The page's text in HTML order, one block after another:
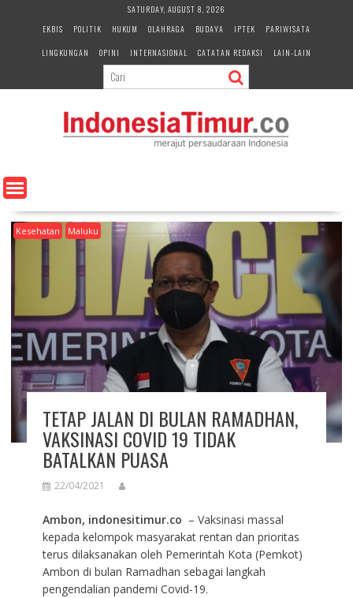
e
n
SATURDAY, AUGUST 8, 2026
EKBIS
POLITIK HUKUM OLAHRAGA BUDAYA IPTEK
PARIWISATA
LINGKUNGAN
OPINI INTERNASIONAL CATATAN REDAKSI LAIN-LAIN
Kesehatan Maluku
TETAP JALAN DI BULAN RAMADHAN,
VAKSINASI COVID 19 TIDAK
BATALKAN PUASA
22/04/2021
Ambon, indonesitimur.co – Vaksinasi massal
kepada kelompok masyarakat rentan dan prioritas
terus dilaksanakan oleh Pemerintah Kota (Pemkot)
Ambon di bulan Ramadhan sebagai langkah
pengendalian pandemi Covid-19.